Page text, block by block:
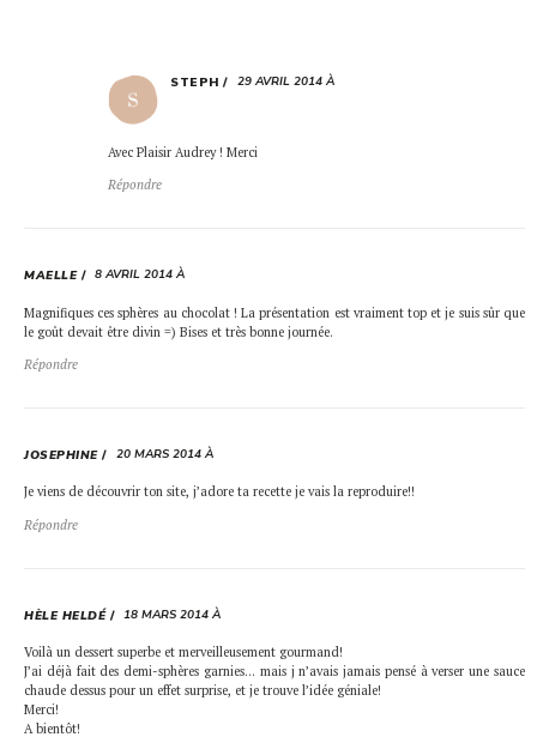
STEPH 29 AVRIL 2014 À
Avec Plaisir Audrey ! Merci
Répondre
MAELLE 8 AVRIL 2014 À
Magnifiques ces sphères au chocolat ! La présentation est vraiment top et je suis sûr que
le goût devait être divin =) Bises et très bonne journée.
Répondre
JOSEPHINE 20 MARS 2014 À
Je viens de découvrir ton site, j’adore ta recette je vais la reproduire!!
Répondre
HÈLE HELDÉ 18 MARS 2014 À
Voilà un dessert superbe et merveilleusement gourmand!
J’ai déjà fait des demi-sphères garnies… mais j n’avais jamais pensé à verser une sauce
chaude dessus pour un effet surprise, et je trouve l’idée géniale!
Merci!
A bientôt!